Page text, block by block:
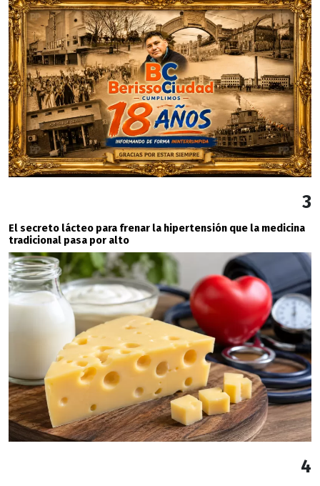
3
El secreto lácteo para frenar la hipertensión que la medicina
tradicional pasa por alto
4